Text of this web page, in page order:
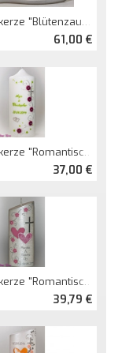
Mit Spruch
61,00 €
Und Blütenranke" Mit Schmetterlingen
37,00 €
Mit Spitze Oval Abg. Perlmutt
39,79 €